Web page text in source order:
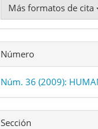
Más formatos de cita
Número
Núm. 36 (2009):
Sección